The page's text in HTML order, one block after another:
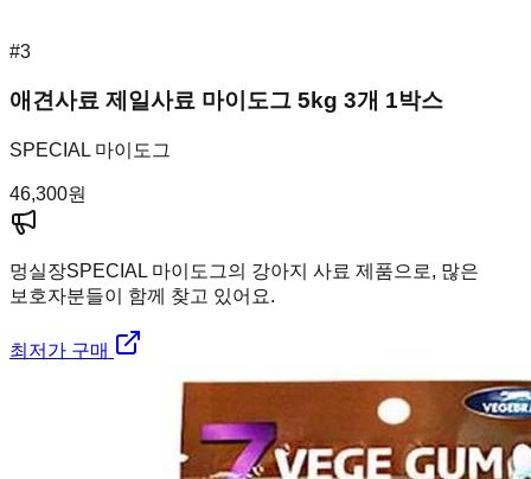
#3
애견사료 제일사료 마이도그 5kg 3개 1박스
SPECIAL 마이도그
46,300원
멍실장SPECIAL 마이도그의 강아지 사료 제품으로, 많은
보호자분들이 함께 찾고 있어요.
최저가 구매